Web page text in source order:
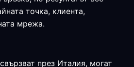
точка, клиента,
мрежа.
през Италия, могат